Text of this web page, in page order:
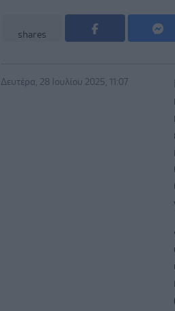
shares
Δευτέρα, 28 Ιουλίου 2025, 11:07